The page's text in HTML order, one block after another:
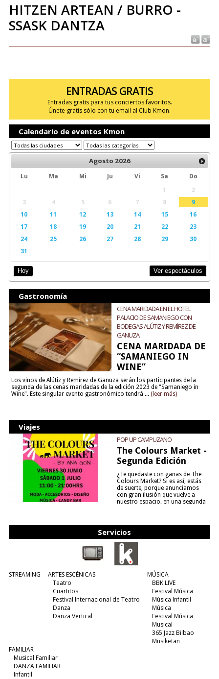
HITZEN ARTEAN / BURRO -
SSASK DANTZA
ENTRADAS GRATIS
Entradas gratis para tus conciertos favoritos.
Únete gratis sólo con tu email al Club Kmon.
Calendario de eventos Kmon
Agosto 2026
Lu Ma Mi Ju Vi Sa
Do
1
2
3
4 5 6 7 8
9
10
11 12 13 14 15
16
17
18 19 20 21 22
23
24
25 26 27 28 29
30
31
Hoy Ver espectáculos
Gastronomía
CENA MARIDADA EN EL HOTEL
PALACIO DE SAMANIEGO CON
BODEGAS ALÚTIZ Y REMÍREZ DE
GANUZA
CENA MARIDADA DE
“SAMANIEGO IN
WINE”
Los vinos de Alútiz y Remírez de Ganuza serán los participantes de la
segunda de las cenas maridadas de la edición 2023 de "Samaniego in
Wine". Este singular evento gastronómico tendrá ... (leer más)
Viajes
POP UP CAMPUZANO
The Colours Market -
Segunda Edición
¿Te quedaste con ganas de The
Colours Market? Si es así, estás
de suerte, porque anunciamos
con gran ilusión que vuelve a
nuestro espacio, en una segunda
Servicios
STREAMING
ARTES ESCÉNICAS
Teatro
Cuartitos
Festival Internacional de Teatro
Danza
Danza Vertical
MÚSICA
BBK LIVE
Festival Música
Música Infantil
Música
Festival Música
Musical
365 Jazz Bilbao
Musiketan
FAMILIAR
Musical Familiar
DANZA FAMILIAR
Infantil